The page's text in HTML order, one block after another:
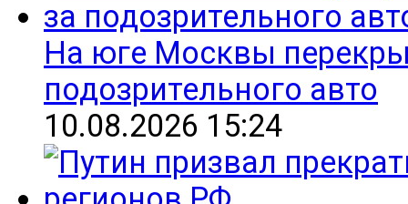
На юге Москвы
подозрительного авто
10.08.2026 15:24